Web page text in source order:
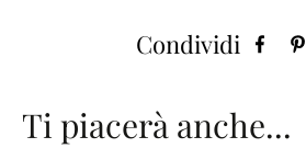
Condividi
Ti piacerà anche...